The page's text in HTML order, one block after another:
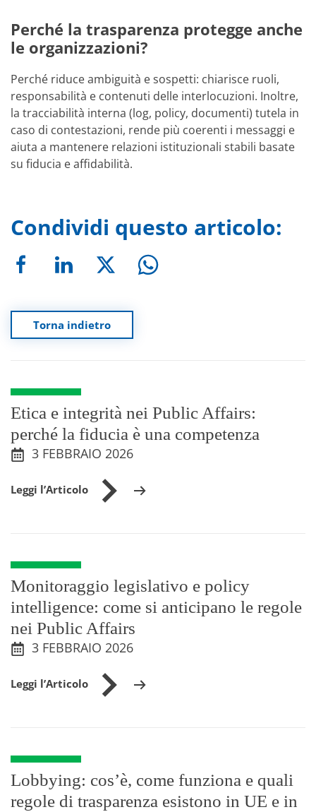
Perché la trasparenza protegge anche
le organizzazioni?
Perché riduce ambiguità e sospetti: chiarisce ruoli,
responsabilità e contenuti delle interlocuzioni. Inoltre,
la tracciabilità interna (log, policy, documenti) tutela in
caso di contestazioni, rende più coerenti i messaggi e
aiuta a mantenere relazioni istituzionali stabili basate
su fiducia e affidabilità.
Condividi questo articolo:
Torna indietro
Etica e integrità nei Public Affairs:
perché la fiducia è una competenza
3 FEBBRAIO 2026
Leggi l’Articolo
Monitoraggio legislativo e policy
intelligence: come si anticipano le regole
nei Public Affairs
3 FEBBRAIO 2026
Leggi l’Articolo
Lobbying: cos’è, come funziona e quali
regole di trasparenza esistono in UE e in